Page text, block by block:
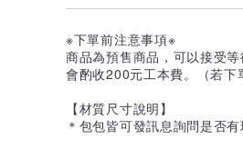
※下單前注意事項※
商品為預售商品，可以接受
會酌收200元工本費。（若
【材質尺寸說明】
＊包包皆可發訊息詢問是否